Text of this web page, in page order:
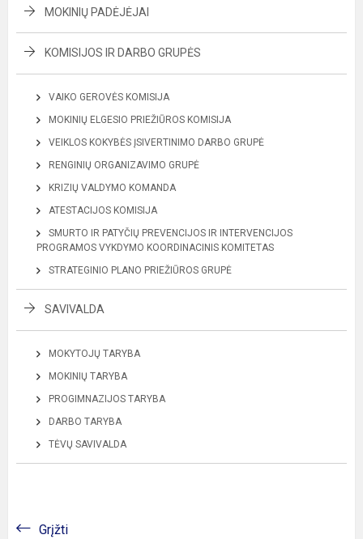
MOKINIŲ PADĖJĖJAI
KOMISIJOS IR DARBO GRUPĖS
VAIKO GEROVĖS KOMISIJA
MOKINIŲ ELGESIO PRIEŽIŪROS KOMISIJA
VEIKLOS KOKYBĖS ĮSIVERTINIMO DARBO GRUPĖ
RENGINIŲ ORGANIZAVIMO GRUPĖ
KRIZIŲ VALDYMO KOMANDA
ATESTACIJOS KOMISIJA
SMURTO IR PATYČIŲ PREVENCIJOS IR INTERVENCIJOS
PROGRAMOS VYKDYMO KOORDINACINIS KOMITETAS
STRATEGINIO PLANO PRIEŽIŪROS GRUPĖ
SAVIVALDA
MOKYTOJŲ TARYBA
MOKINIŲ TARYBA
PROGIMNAZIJOS TARYBA
DARBO TARYBA
TĖVŲ SAVIVALDA
Grįžti